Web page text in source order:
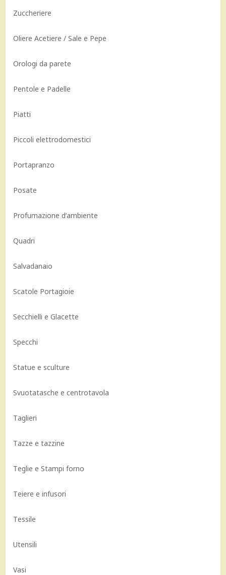
Zuccheriere
Oliere Acetiere / Sale e Pepe
Orologi da parete
Pentole e Padelle
Piatti
Piccoli elettrodomestici
Portapranzo
Posate
Profumazione d’ambiente
Quadri
Salvadanaio
Scatole Portagioie
Secchielli e Glacette
Specchi
Statue e sculture
Svuotatasche e centrotavola
Taglieri
Tazze e tazzine
Teglie e Stampi forno
Teiere e infusori
Tessile
Utensili
Vasi